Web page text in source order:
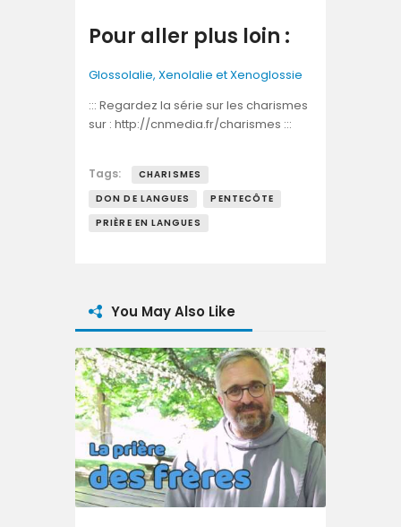
Pour aller plus loin :
Glossolalie, Xenolalie et Xenoglossie
::: Regardez la série sur les charismes
sur : http://cnmedia.fr/charismes :::
Tags:
CHARISMES
DON DE LANGUES
PENTECÔTE
PRIÈRE EN LANGUES
You May Also Like